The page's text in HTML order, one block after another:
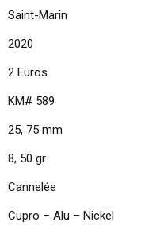
Saint-Marin
2020
2 Euros
KM# 589
25, 75 mm
8, 50 gr
Cannelée
Cupro – Alu – Nickel